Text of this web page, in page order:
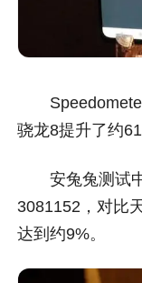
Speedometer
骁龙8提升了约
安兔兔测试中
3081152，对比
达到约9%。